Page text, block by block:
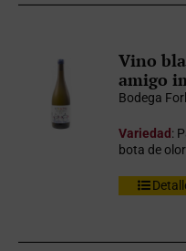
Vino
amigo
Bodega
Variedad :
bota de